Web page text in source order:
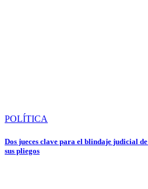
POLÍTICA
Dos jueces clave para el blindaje judicial
sus pliegos